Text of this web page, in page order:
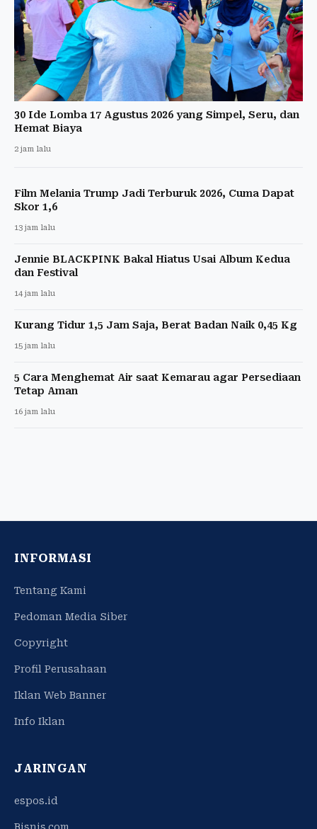
30 Ide Lomba 17 Agustus 2026 yang Simpel, Seru, dan
Hemat Biaya
2 jam lalu
Film Melania Trump Jadi Terburuk 2026, Cuma Dapat
Skor 1,6
13 jam lalu
Jennie BLACKPINK Bakal Hiatus Usai Album Kedua
dan Festival
14 jam lalu
Kurang Tidur 1,5 Jam Saja, Berat Badan Naik 0,45 Kg
15 jam lalu
5 Cara Menghemat Air saat Kemarau agar Persediaan
Tetap Aman
16 jam lalu
INFORMASI
Tentang Kami
Pedoman Media Siber
Copyright
Profil Perusahaan
Iklan Web Banner
Info Iklan
JARINGAN
espos.id
Bisnis.com